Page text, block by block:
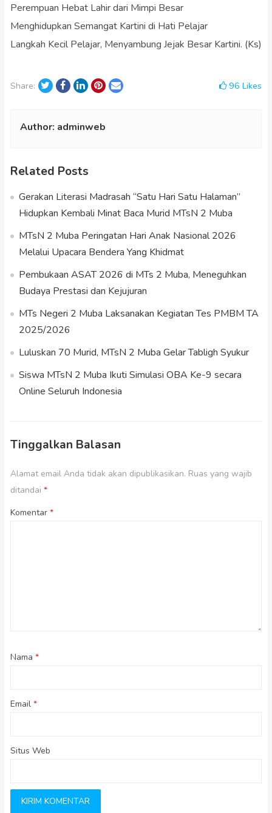
Perempuan Hebat Lahir dari Mimpi Besar
Menghidupkan Semangat Kartini di Hati Pelajar
Langkah Kecil Pelajar, Menyambung Jejak Besar Kartini. (Ks)
Share: TwitterFacebook
LinkedInPinterest
Email 96Likes
Author: adminweb
Related Posts
Gerakan Literasi Madrasah “Satu Hari Satu Halaman”
Hidupkan Kembali Minat Baca Murid MTsN 2 Muba
MTsN 2 Muba Peringatan Hari Anak Nasional 2026
Melalui Upacara Bendera Yang Khidmat
Pembukaan ASAT 2026 di MTs 2 Muba, Meneguhkan
Budaya Prestasi dan Kejujuran
MTs Negeri 2 Muba Laksanakan Kegiatan Tes PMBM TA
2025/2026
Luluskan 70 Murid, MTsN 2 Muba Gelar Tabligh Syukur
Siswa MTsN 2 Muba Ikuti Simulasi OBA Ke-9 secara
Online Seluruh Indonesia
Tinggalkan Balasan
Alamat email Anda tidak akan dipublikasikan. Ruas yang wajib
ditandai *
Komentar *
Nama *
Email *
Situs Web